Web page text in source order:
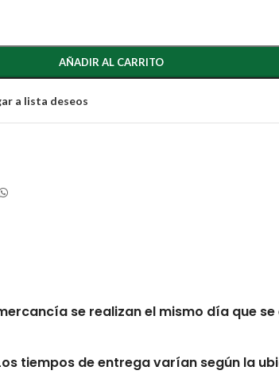
AÑADIR AL CARRITO
a lista deseos
se realizan el mismo día que
tiempos de entrega varían según la